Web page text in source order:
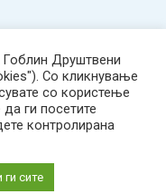
17:00
Reserved.
број:
Друштвени
Со кликнување
со користење
ги посетите
контролирана
сите